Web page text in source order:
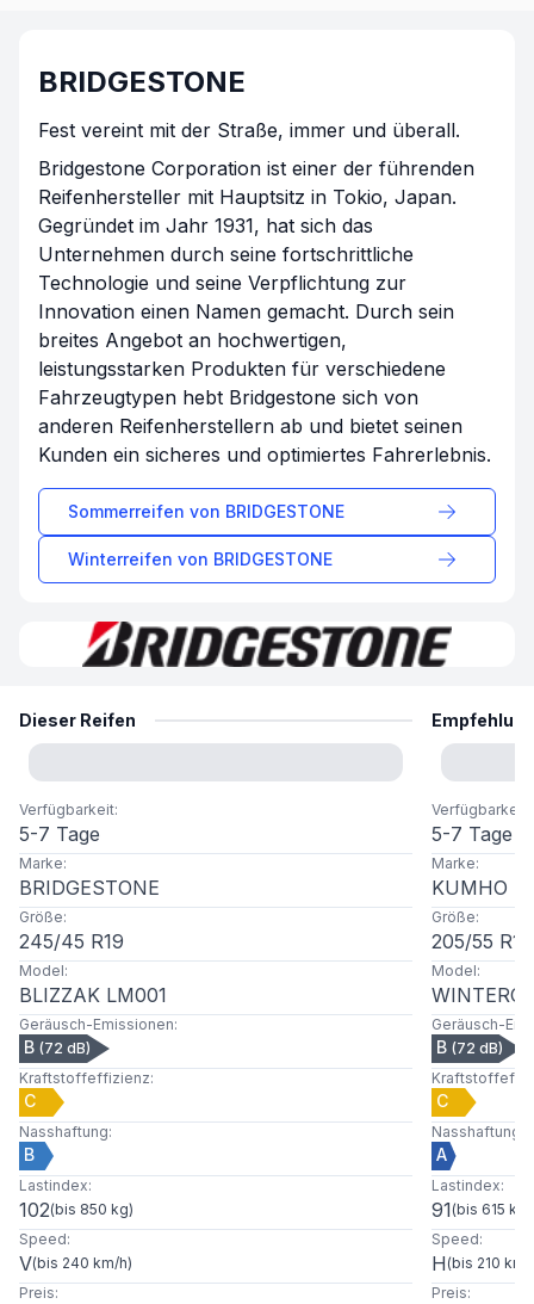
BRIDGESTONE
Fest vereint mit der Straße, immer und überall.
Bridgestone Corporation ist einer der führenden
Reifenhersteller mit Hauptsitz in Tokio, Japan.
Gegründet im Jahr 1931, hat sich das
Unternehmen durch seine fortschrittliche
Technologie und seine Verpflichtung zur
Innovation einen Namen gemacht. Durch sein
breites Angebot an hochwertigen,
leistungsstarken Produkten für verschiedene
Fahrzeugtypen hebt Bridgestone sich von
anderen Reifenherstellern ab und bietet seinen
Kunden ein sicheres und optimiertes Fahrerlebnis.
Sommerreifen von BRIDGESTONE
Winterreifen von BRIDGESTONE
Dieser Reifen
Verfügbarkeit:
5-7 Tage
Marke:
BRIDGESTONE
Größe:
245/45 R19
Model:
BLIZZAK LM001
Geräusch-Emissionen:
B (72 dB)
Kraftstoffeffizienz:
C
Nasshaftung:
B
Lastindex:
102(bis 850 kg)
Speed:
V(bis 240 km/h)
Preis:
Verfügbarkeit
5-7 Tage
Marke:
KUMHO
Größe:
205/55 R16
Model:
Geräusch-
B (72 dB)
C
Nasshaftung
A
Lastindex:
91(bis 615 kg
Speed:
H (bis 210 km/
Preis: